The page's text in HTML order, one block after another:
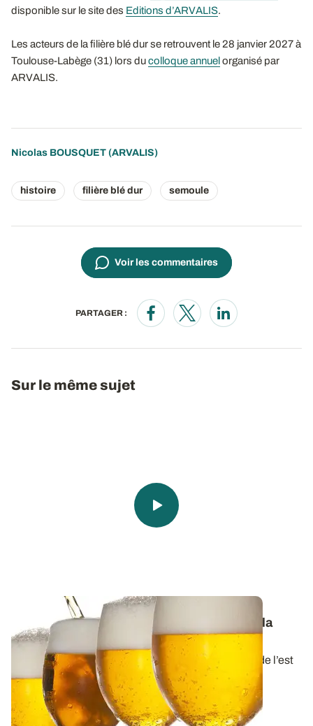
disponible sur le site des Editions d’ARVALIS.
Les acteurs de la filière blé dur se retrouvent le 28 janvier 2027 à
Toulouse-Labège (31) lors ducolloque annuel organisé par
ARVALIS.
Nicolas BOUSQUET (ARVALIS)
histoire filière blé dur semoule
Voir les commentaires
PARTAGER :
Opens in a new window
Opens in a new window
Opens in a new
Sur le même sujet
Du semis au demi, le savoir-faire de toute la
filière brassicole française
Le saviez-vous ? 1 bière sur 5 brassée dans le monde l’est
avec de l’orge française ! Ce...
11 JUILL. 2024